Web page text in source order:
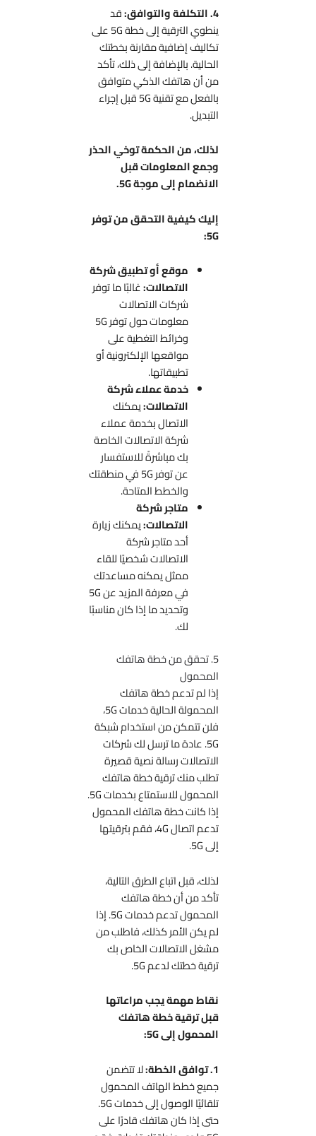
قد
ينطوي الترقية إلى خطة 5G على
تكاليف إضافية مقارنة بخطتك
الحالية. بالإضافة إلى ذلك، تأكد
من أن هاتفك الذكي متوافق
بالفعل مع تقنية 5G قبل إجراء
التبديل.
لذلك، من الحكمة توخي الحذر
وجمع المعلومات قبل
الانضمام إلى موجة 5G.
إليك كيفية التحقق من توفر
5G:
موقع أو تطبيق شركة
الاتصالات:غالبًا ما توفر
شركات الاتصالات
معلومات حول توفر 5G
وخرائط التغطية على
مواقعها الإلكترونية أو
تطبيقاتها.
خدمة عملاء شركة
الاتصالات:يمكنك
الاتصال بخدمة عملاء
شركة الاتصالات الخاصة
بك مباشرةً للاستفسار
عن توفر 5G في منطقتك
والخطط المتاحة.
متاجر شركة
الاتصالات:يمكنك زيارة
أحد متاجر شركة
الاتصالات شخصيًا للقاء
ممثل يمكنه مساعدتك
في معرفة المزيد عن 5G
وتحديد ما إذا كان مناسبًا
لك.
5. تحقق من خطة هاتفك
المحمول
إذا لم تدعم خطة هاتفك
المحمولة الحالية خدمات 5G،
فلن تتمكن من استخدام شبكة
5G. عادة ما ترسل لك شركات
الاتصالات رسالة نصية قصيرة
تطلب منك ترقية خطة هاتفك
المحمول للاستمتاع بخدمات 5G.
إذا كانت خطة هاتفك المحمول
تدعم اتصال 4G، فقم بترقيتها
إلى 5G.
لذلك، قبل اتباع الطرق التالية،
تأكد من أن خطة هاتفك
المحمول تدعم خدمات 5G. إذا
لم يكن الأمر كذلك، فاطلب من
مشغل الاتصالات الخاص بك
ترقية خطتك لدعم 5G.
نقاط مهمة يجب مراعاتها
قبل ترقية خطة هاتفك
المحمول إلى 5G:
لا تتضمن
جميع خطط الهاتف المحمول
تلقائيًا الوصول إلى خدمات 5G.
حتى إذا كان هاتفك قادرًا على